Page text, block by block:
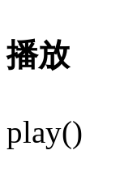
播放
play()